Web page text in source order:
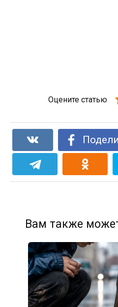
Оцените статью
Вам также